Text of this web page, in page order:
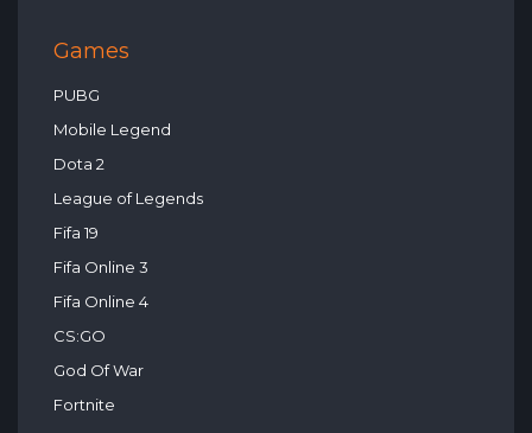
Games
PUBG
Mobile Legend
Dota 2
League of Legends
Fifa 19
Fifa Online 3
Fifa Online 4
CS:GO
God Of War
Fortnite